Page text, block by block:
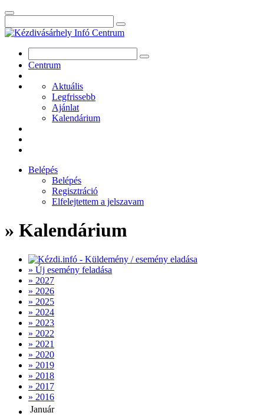
Centrum
Aktuális
Legfrissebb
Ajánlat
Kalendárium
Belépés
Belépés
Regisztráció
Elfelejtettem a jelszavam
» Kalendárium
» Új esemény feladása
» 2027
» 2026
» 2025
» 2024
» 2023
» 2022
» 2021
» 2020
» 2019
» 2018
» 2017
» 2016
Január